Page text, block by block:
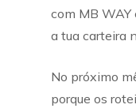
com MB
a tua carteira
No próximo
porque os